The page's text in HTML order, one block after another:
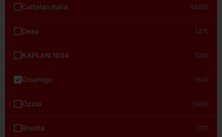
Cattelan Italia (465)
Dexo (47)
KAPLAN 1934 (28)
Orsenigo (54)
Ozzio (149)
Rivolta (17)